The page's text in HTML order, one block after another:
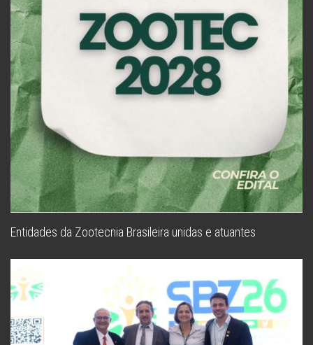
Entidades da Zootecnia Brasileira unidas e atuantes